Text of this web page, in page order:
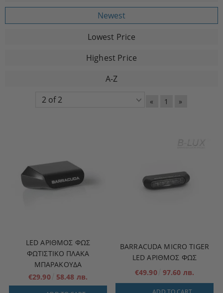
Newest
Lowest Price
Highest Price
A-Z
« 1 »
LED ΑΡΙΘΜΟΣ ΦΩΣ
ΦΩΤΙΣΤΙΚΟ ΠΛΑΚΑ
ΜΠΑΡΑΚΟΥΔΑ
€29.90
58.48 лв.
BARRACUDA MICRO TIGER
LED ΑΡΙΘΜΟΣ ΦΩΣ
€49.90 97.60 лв.